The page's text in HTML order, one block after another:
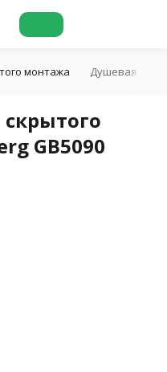
монтажа Душевая
GB5090